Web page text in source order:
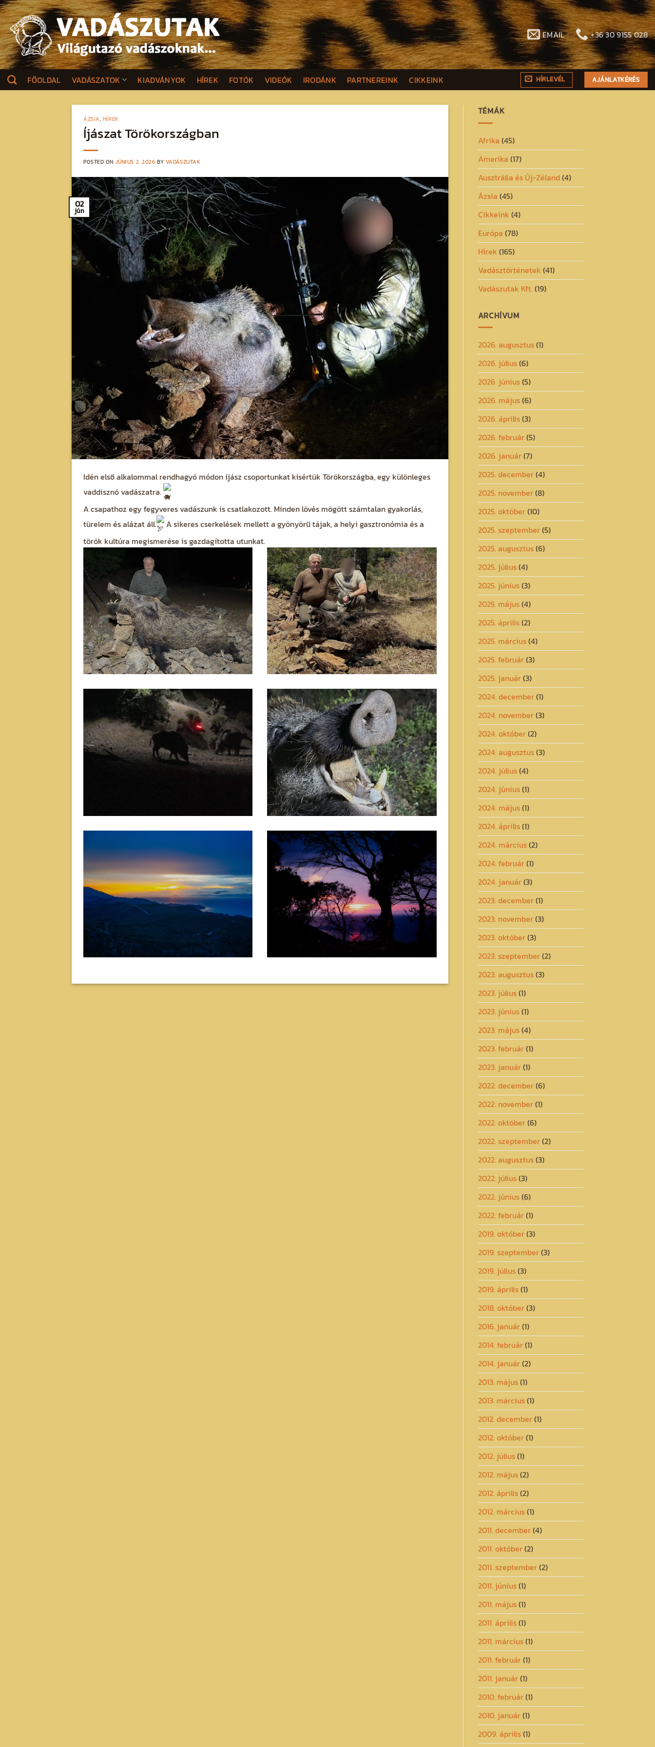
Skip
to
content
EMAIL +36 30 9155 028
FŐOLDAL VADÁSZATOK KIADVÁNYOK HÍREK FOTÓK VIDEÓK IRODÁNK PARTNEREINK CIKKEINK HÍRLEVÉL AJÁNLATKÉRÉS
ÁZSIA, HÍREK
Íjászat Törökországban
POSTED ON JÚNIUS 2, 2026 BY VADÁSZUTAK
02
jún
Idén első alkalommal rendhagyó módon íjász csoportunkat kísértük Törökországba, egy különleges
vaddisznó vadászatra.
A csapathoz egy fegyveres vadászunk is csatlakozott. Minden lövés mögött számtalan gyakorlás,
türelem és alázat áll.
A sikeres cserkelések mellett a gyönyörű tájak, a helyi gasztronómia és a
török kultúra megismerése is gazdagította utunkat.
TÉMÁK
Afrika (45)
Amerika (17)
Ausztrália és Új-Zéland(4)
Ázsia (45)
Cikkeink (4)
Európa (78)
Hírek (165)
Vadásztörténetek (41)
Vadászutak Kft. (19)
ARCHÍVUM
2026. augusztus(1)
2026. július(6)
2026. június(5)
2026. május(6)
2026. április(3)
2026. február(5)
2026. január(7)
2025. december(4)
2025. november(8)
2025. október(10)
2025. szeptember(5)
2025. augusztus(6)
2025. július(4)
2025. június(3)
2025. május(4)
2025. április(2)
2025. március(4)
2025. február(3)
2025. január(3)
2024. december(1)
2024. november(3)
2024. október(2)
2024. augusztus(3)
2024. július(4)
2024. június(1)
2024. május(1)
2024. április(1)
2024. március(2)
2024. február(1)
2024. január(3)
2023. december(1)
2023. november(3)
2023. október(3)
2023. szeptember(2)
2023. augusztus(3)
2023. július(1)
2023. június(1)
2023. május(4)
2023. február(1)
2023. január(1)
2022. december(6)
2022. november(1)
2022. október(6)
2022. szeptember(2)
2022. augusztus(3)
2022. július(3)
2022. június(6)
2022. február(1)
2019. október(3)
2019. szeptember(3)
2019. július(3)
2019. április(1)
2018. október(3)
2016. január(1)
2014. február(1)
2014. január(2)
2013. május(1)
2013. március(1)
2012. december(1)
2012. október(1)
2012. július(1)
2012. május(2)
2012. április(2)
2012. március(1)
2011. december(4)
2011. október(2)
2011. szeptember(2)
2011. június(1)
2011. május(1)
2011. április(1)
2011. március(1)
2011. február(1)
2011. január(1)
2010. február(1)
2010. január(1)
2009. április(1)